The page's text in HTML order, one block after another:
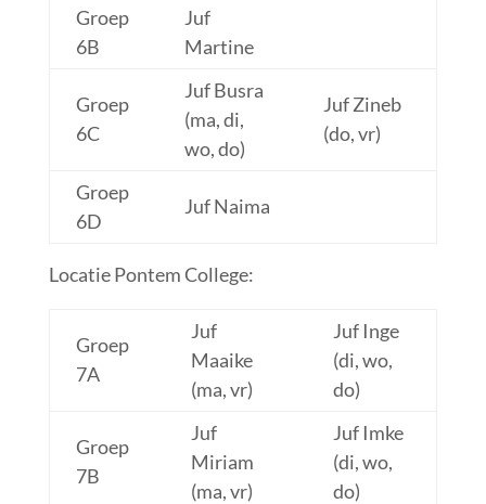
Groep
6B
Juf
Martine
Groep
6C
Juf Busra
(ma, di,
wo, do)
Juf Zineb
(do, vr)
Groep
6D
Juf Naima
Locatie Pontem College:
Groep
7A
Juf
Maaike
(ma, vr)
Juf Inge
(di, wo,
do)
Groep
7B
Juf
Miriam
(ma, vr)
Juf Imke
(di, wo,
do)